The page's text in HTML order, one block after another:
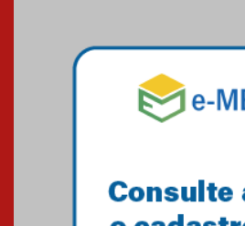
04.08.2026
Como o
Brasília